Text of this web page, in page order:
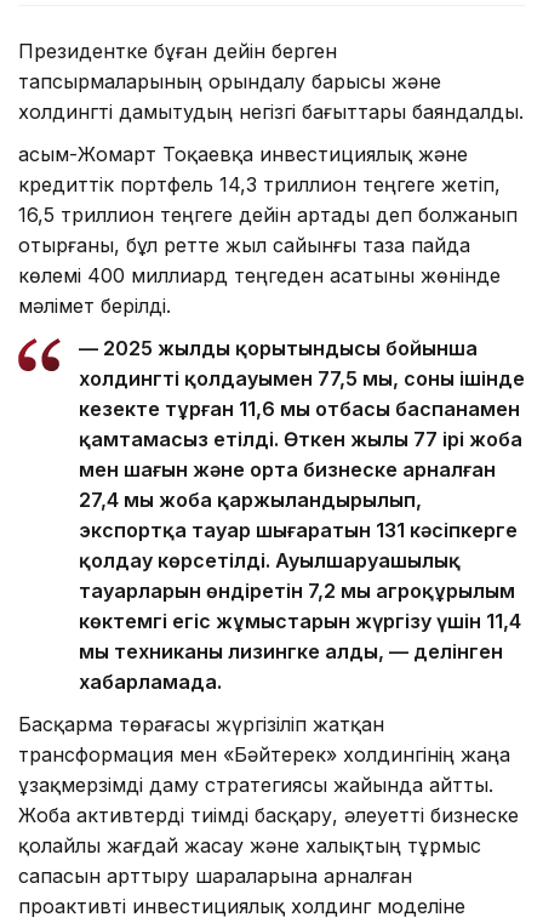
Президентке бұған дейін берген
тапсырмаларының орындалу барысы және
холдингті дамытудың негізгі бағыттары баяндалды.
Қасым-Жомарт Тоқаевқа инвестициялық және
кредиттік портфель 14,3 триллион теңгеге жетіп,
16,5 триллион теңгеге дейін артады деп болжанып
отырғаны, бұл ретте жыл сайынғы таза пайда
көлемі 400 миллиард теңгеден асатыны жөнінде
мәлімет берілді.
— 2025 жылдың қорытындысы бойынша
холдингтің қолдауымен 77,5 мың, соның ішінде
кезекте тұрған 11,6 мың отбасы баспанамен
қамтамасыз етілді. Өткен жылы 77 ірі жоба
мен шағын және орта бизнеске арналған
27,4 мың жоба қаржыландырылып,
экспортқа тауар шығаратын 131 кәсіпкерге
қолдау көрсетілді. Ауылшаруашылық
тауарларын өндіретін 7,2 мың агроқұрылым
көктемгі егіс жұмыстарын жүргізу үшін 11,4
мың техниканы лизингке алды, — делінген
хабарламада.
Басқарма төрағасы жүргізіліп жатқан
трансформация мен «Бәйтерек» холдингінің жаңа
ұзақмерзімді даму стратегиясы жайында айтты.
Жоба активтерді тиімді басқару, әлеуетті бизнеске
қолайлы жағдай жасау және халықтың тұрмыс
сапасын арттыру шараларына арналған
проактивті инвестициялық холдинг моделіне